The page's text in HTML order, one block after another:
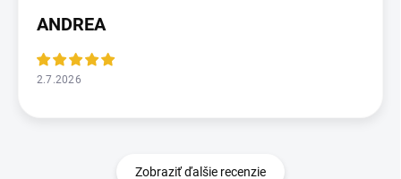
ANDREA
2.7.2026
Zobraziť ďalšie recenzie